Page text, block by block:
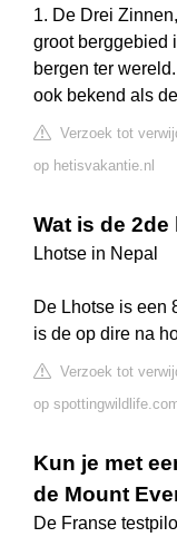
1. De Drei
groot berggebied
bergen ter
ook bekend als
Verzoek tot
op hetisvakantie.nl
Wat is de
Lhotse in Nepal
De Lhotse is een
is de op dire na
Verzoek tot
op
Kun je met
de Mount
De Franse